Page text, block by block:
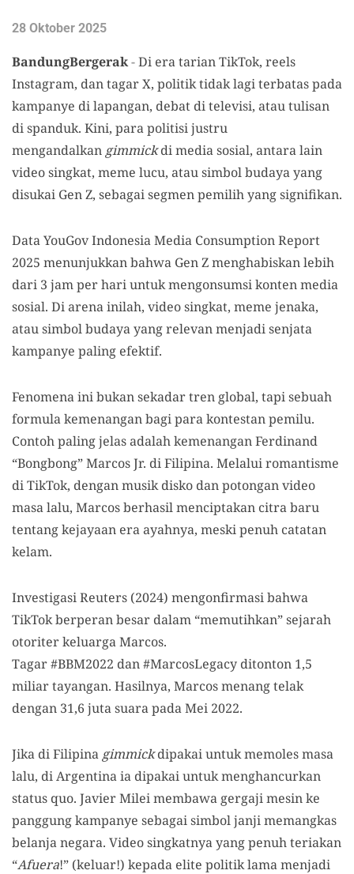
28 Oktober 2025
BandungBergerak-Di era tarian TikTok, reels
Instagram, dan tagar X, politik tidak lagi terbatas pada
kampanye di lapangan, debat di televisi, atau tulisan
di spanduk. Kini, para politisi justru
mengandalkan gimmickdi media sosial, antara lain
video singkat, meme lucu, atau simbol budaya yang
disukai Gen Z, sebagai segmen pemilih yang signifikan.
Data YouGov Indonesia Media Consumption Report
2025 menunjukkan bahwa Gen Z menghabiskan lebih
dari 3 jam per hari untuk mengonsumsi konten media
sosial. Di arena inilah, video singkat, meme jenaka,
atau simbol budaya yang relevan menjadi senjata
kampanye paling efektif.
Fenomena ini bukan sekadar tren global, tapi sebuah
formula kemenangan bagi para kontestan pemilu.
Contoh paling jelas adalah kemenangan Ferdinand
“Bongbong” Marcos Jr. di Filipina. Melalui romantisme
di TikTok, dengan musik disko dan potongan video
masa lalu, Marcos berhasil menciptakan citra baru
tentang kejayaan era ayahnya, meski penuh catatan
kelam.
Investigasi Reuters (2024) mengonfirmasi bahwa
TikTok berperan besar dalam “memutihkan” sejarah
otoriter keluarga Marcos.
Tagar #BBM2022 dan #MarcosLegacy ditonton 1,5
miliar tayangan. Hasilnya, Marcos menang telak
dengan 31,6 juta suara pada Mei 2022.
Jika di Filipina gimmickdipakai untuk memoles masa
lalu, di Argentina ia dipakai untuk menghancurkan
status quo. Javier Milei membawa gergaji mesin ke
panggung kampanye sebagai simbol janji memangkas
belanja negara. Video singkatnya yang penuh teriakan
“Afuera!” (keluar!) kepada elite politik lama menjadi